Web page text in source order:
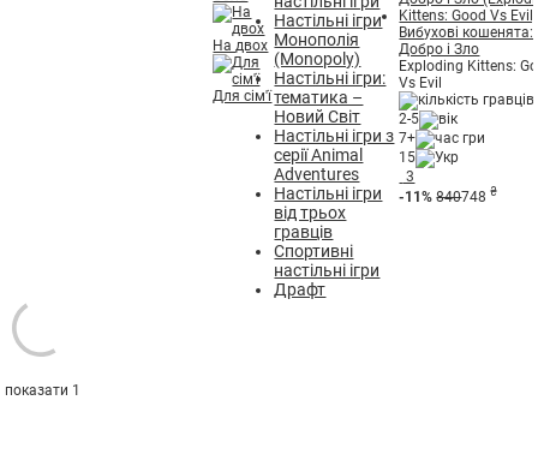
На двох
Для сім'ї
Настільні ігри
Монополія
(Monopoly)
Настільні ігри:
тематика –
Новий Світ
Настільні ігри з
серії Animal
Adventures
Настільні ігри
від трьох
гравців
Спортивні
настільні ігри
Драфт
Вибухові кошенята:
Добро і Зло
Exploding Kittens:
Vs Evil
2-5
7+
15
3
-11% 840748₴
показати 1